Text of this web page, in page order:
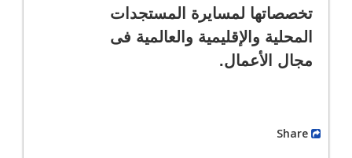
تخصصاتها لمسايرة المستجدات
المحلية والإقليمية والعالمية فى
مجال الأعمال.